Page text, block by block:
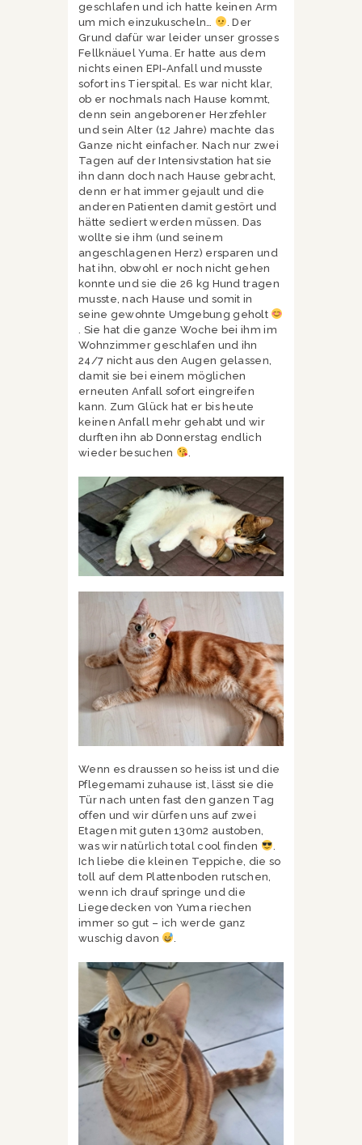
geschlafen und ich hatte keinen Arm
um mich einzukuscheln…
. Der
Grund dafür war leider unser grosses
Fellknäuel Yuma. Er hatte aus dem
nichts einen EPI-Anfall und musste
sofort ins Tierspital. Es war nicht klar,
ob er nochmals nach Hause kommt,
denn sein angeborener Herzfehler
und sein Alter (12 Jahre) machte das
Ganze nicht einfacher. Nach nur zwei
Tagen auf der Intensivstation hat sie
ihn dann doch nach Hause gebracht,
denn er hat immer gejault und die
anderen Patienten damit gestört und
hätte sediert werden müssen. Das
wollte sie ihm (und seinem
angeschlagenen Herz) ersparen und
hat ihn, obwohl er noch nicht gehen
konnte und sie die 26 kg Hund tragen
musste, nach Hause und somit in
seine gewohnte Umgebung geholt
. Sie hat die ganze Woche bei ihm im
Wohnzimmer geschlafen und ihn
24/7 nicht aus den Augen gelassen,
damit sie bei einem möglichen
erneuten Anfall sofort eingreifen
kann. Zum Glück hat er bis heute
keinen Anfall mehr gehabt und wir
durften ihn ab Donnerstag endlich
wieder besuchen
.
Wenn es draussen so heiss ist und die
Pflegemami zuhause ist, lässt sie die
Tür nach unten fast den ganzen Tag
offen und wir dürfen uns auf zwei
Etagen mit guten 130m2 austoben,
was wir natürlich total cool finden
.
Ich liebe die kleinen Teppiche, die so
toll auf dem Plattenboden rutschen,
wenn ich drauf springe und die
Liegedecken von Yuma riechen
immer so gut – ich werde ganz
wuschig davon
.